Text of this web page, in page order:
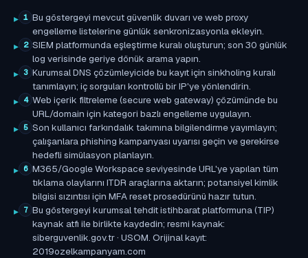
1 Bu göstergeyi mevcut güvenlik duvarı ve web proxy
engelleme listelerine günlük senkronizasyonla ekleyin.
2 SIEM platformunda eşleştirme kuralı oluşturun; son 30 günlük
log verisinde geriye dönük arama yapın.
3 Kurumsal DNS çözümleyicide bu kayıt için sinkholing kuralı
tanımlayın; iç sorguları kontrollü bir IP'ye yönlendirin.
4 Web içerik filtreleme (secure web gateway) çözümünde bu
URL/domain için kategori bazlı engelleme uygulayın.
5 Son kullanıcı farkındalık takımına bilgilendirme yayımlayın;
çalışanlara phishing kampanyası uyarısı geçin ve gerekirse
hedefli simülasyon planlayın.
6 M365/Google Workspace seviyesinde URL'ye yapılan tüm
tıklama olaylarını ITDR araçlarına aktarın; potansiyel kimlik
bilgisi sızıntısı için MFA reset prosedürünü hazır tutun.
7 Bu göstergeyi kurumsal tehdit istihbarat platformuna (TIP)
kaynak atfı ile birlikte kaydedin; resmi kaynak:
siberguvenlik.gov.tr · USOM. Orijinal kayıt:
2019ozelkampanyam.com